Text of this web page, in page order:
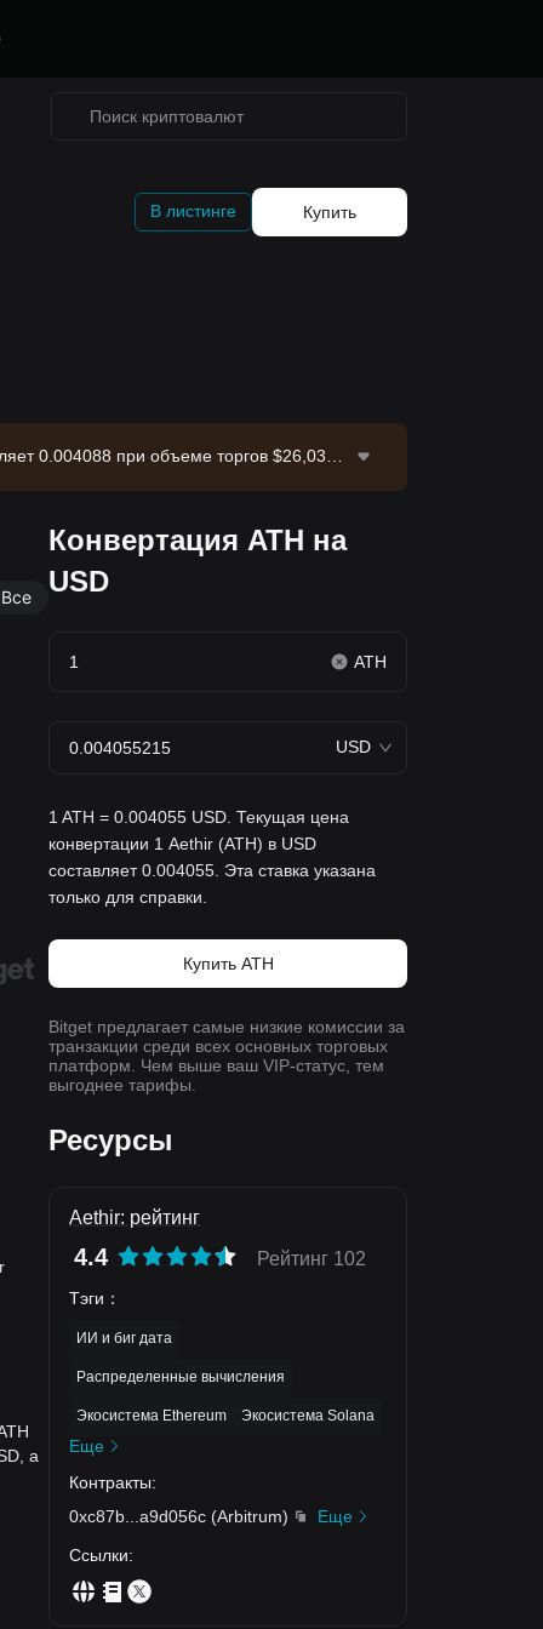
В листинге Купить
0.004088 при объеме торгов $26,035.
Все
а
Конвертация ATH на
USD
ATH
USD
1 ATH = 0.004055 USD. Текущая цена
конвертации 1 Aethir (ATH) в USD
составляет 0.004055. Эта ставка указана
только для справки.
Купить ATH
Bitget предлагает самые низкие комиссии за
транзакции среди всех основных торговых
платформ. Чем выше ваш VIP-статус, тем
выгоднее тарифы.
Ресурсы
Aethir: рейтинг
4.4 Рейтинг 102
Тэги ：
ИИ и биг дата
Распределенные вычисления
Экосистема Ethereum Экосистема Solana
Еще
Контракты:
0xc87b
a9d056c (Arbitrum)
Еще
Ссылки: